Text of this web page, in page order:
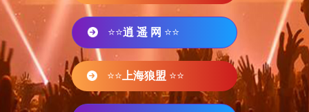
⭐⭐逍 遥 网 ⭐⭐
⭐⭐ 上海狼盟 ⭐⭐